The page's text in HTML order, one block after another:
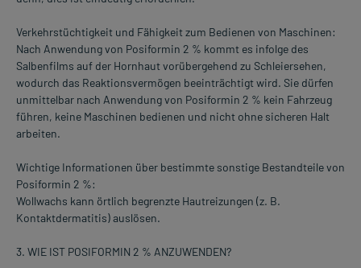
Verkehrstüchtigkeit und Fähigkeit zum Bedienen von Maschinen:
Nach Anwendung von Posiformin 2 % kommt es infolge des
Salbenfilms auf der Hornhaut vorübergehend zu Schleiersehen,
wodurch das Reaktionsvermögen beeinträchtigt wird. Sie dürfen
unmittelbar nach Anwendung von Posiformin 2 % kein Fahrzeug
führen, keine Maschinen bedienen und nicht ohne sicheren Halt
arbeiten.
Wichtige Informationen über bestimmte sonstige Bestandteile von
Posiformin 2 %:
Wollwachs kann örtlich begrenzte Hautreizungen (z. B.
Kontaktdermatitis) auslösen.
3. WIE IST POSIFORMIN 2 % ANZUWENDEN?